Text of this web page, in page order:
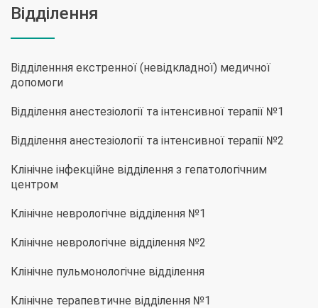
Відділення
Відділенння екстренної (невідкладної) медичної
допомоги
Відділення анестезіології та інтенсивної терапії №1
Відділення анестезіології та інтенсивної терапії №2
Клінічне інфекційне відділення з гепатологічним
центром
Клінічне неврологічне відділення №1
Клінічне неврологічне відділення №2
Клінічне пульмонологічне відділення
Клінічне терапевтичне відділення №1